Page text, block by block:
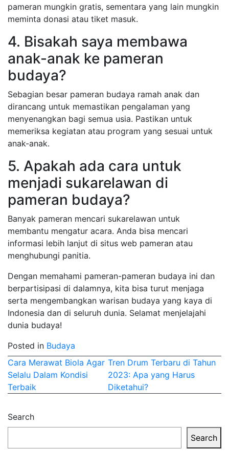
pameran mungkin gratis, sementara yang lain mungkin
meminta donasi atau tiket masuk.
4. Bisakah saya membawa
anak-anak ke pameran
budaya?
Sebagian besar pameran budaya ramah anak dan
dirancang untuk memastikan pengalaman yang
menyenangkan bagi semua usia. Pastikan untuk
memeriksa kegiatan atau program yang sesuai untuk
anak-anak.
5. Apakah ada cara untuk
menjadi sukarelawan di
pameran budaya?
Banyak pameran mencari sukarelawan untuk
membantu mengatur acara. Anda bisa mencari
informasi lebih lanjut di situs web pameran atau
menghubungi panitia.
Dengan memahami pameran-pameran budaya ini dan
berpartisipasi di dalamnya, kita bisa turut menjaga
serta mengembangkan warisan budaya yang kaya di
Indonesia dan di seluruh dunia. Selamat menjelajahi
dunia budaya!
Posted in Budaya
Post
navigation
Cara Merawat Biola Agar
Selalu Dalam Kondisi
Terbaik
Tren Drum Terbaru di Tahun
2023: Apa yang Harus
Diketahui?
Search
Search